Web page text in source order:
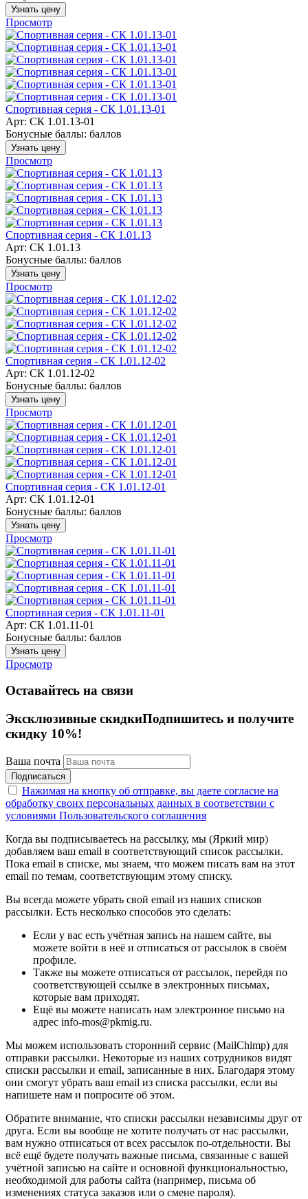
Узнать цену
Просмотр
Спортивная серия - СК 1.01.13-01
Арт: СК 1.01.13-01
Бонусные баллы: баллов
Узнать цену
Просмотр
Спортивная серия - СК 1.01.13
Арт: СК 1.01.13
Бонусные баллы: баллов
Узнать цену
Просмотр
Спортивная серия - СК 1.01.12-02
Арт: СК 1.01.12-02
Бонусные баллы: баллов
Узнать цену
Просмотр
Спортивная серия - СК 1.01.12-01
Арт: СК 1.01.12-01
Бонусные баллы: баллов
Узнать цену
Просмотр
Спортивная серия - СК 1.01.11-01
Арт: СК 1.01.11-01
Бонусные баллы: баллов
Узнать цену
Просмотр
Оставайтесь на связи
Эксклюзивные скидкиПодпишитесь и получите
скидку 10%!
Ваша почта
Подписаться
Нажимая на кнопку об отправке, вы даете согласие на
обработку своих персональных данных в соответствии с
условиями Пользовательского соглашения
Когда вы подписываетесь на рассылку, мы (Яркий мир)
добавляем ваш email в соответствующий список рассылки.
Пока email в списке, мы знаем, что можем писать вам на этот
email по темам, соответствующим этому списку.
Вы всегда можете убрать свой email из наших списков
рассылки. Есть несколько способов это сделать:
Если у вас есть учётная запись на нашем сайте, вы
можете войти в неё и отписаться от рассылок в своём
профиле.
Также вы можете отписаться от рассылок, перейдя по
соответствующей ссылке в электронных письмах,
которые вам приходят.
Ещё вы можете написать нам электронное письмо на
адрес info-mos@pkmig.ru.
Мы можем использовать сторонний сервис (MailChimp) для
отправки рассылки. Некоторые из наших сотрудников видят
списки рассылки и email, записанные в них. Благодаря этому
они смогут убрать ваш email из списка рассылки, если вы
напишете нам и попросите об этом.
Обратите внимание, что списки рассылки независимы друг от
друга. Если вы вообще не хотите получать от нас рассылки,
вам нужно отписаться от всех рассылок по-отдельности. Вы
всё ещё будете получать важные письма, связанные с вашей
учётной записью на сайте и основной функциональностью,
необходимой для работы сайта (например, письма об
изменениях статуса заказов или о смене пароля).